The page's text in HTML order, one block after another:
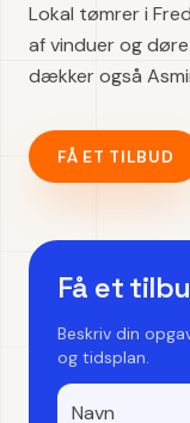
Lokal tømrer i
af vinduer og
dækker også
FÅ ET TILBUD
Få et
Beskriv din
og tidsplan.